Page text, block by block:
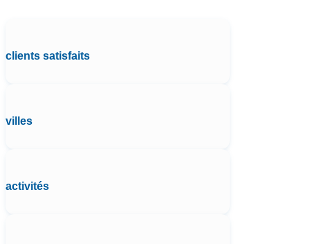
clients satisfaits
villes
activités